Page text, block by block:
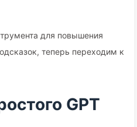
для повышения
теперь переходим к
GPT